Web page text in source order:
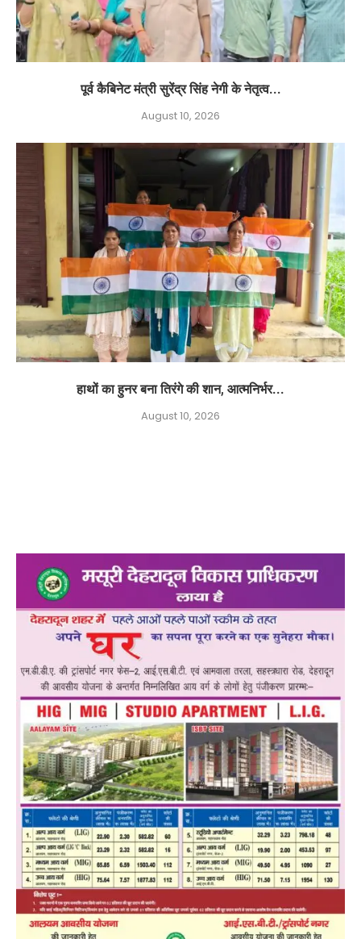
पूर्व कैबिनेट मंत्री सुरेंद्र सिंह नेगी के नेतृत्व...
August 10, 2026
हाथों का हुनर बना तिरंगे की शान, आत्मनिर्भर...
August 10, 2026